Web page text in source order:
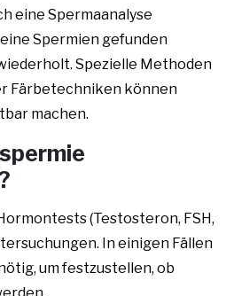
eine Spermaanalyse
Spermien gefunden
Spezielle Methoden
Färbetechniken können
machen.
(Testosteron, FSH,
In einigen Fällen
um festzustellen, ob